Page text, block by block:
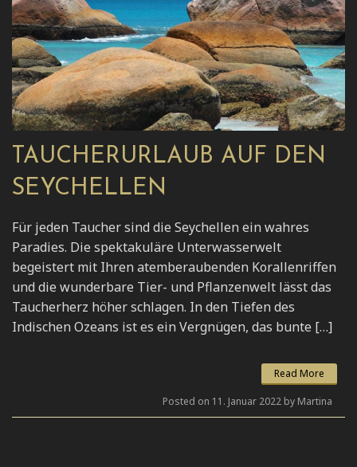
TAUCHERURLAUB AUF DEN
SEYCHELLEN
Für jeden Taucher sind die Seychellen ein wahres
Paradies. Die spektakuläre Unterwasserwelt
begeistert mit Ihren atemberaubenden Korallenriffen
und die wunderbare Tier- und Pflanzenwelt lässt das
Taucherherz höher schlagen. In den Tiefen des
Indischen Ozeans ist es ein Vergnügen, das bunte […]
Read More
Posted on 11. Januar 2022 by Martina